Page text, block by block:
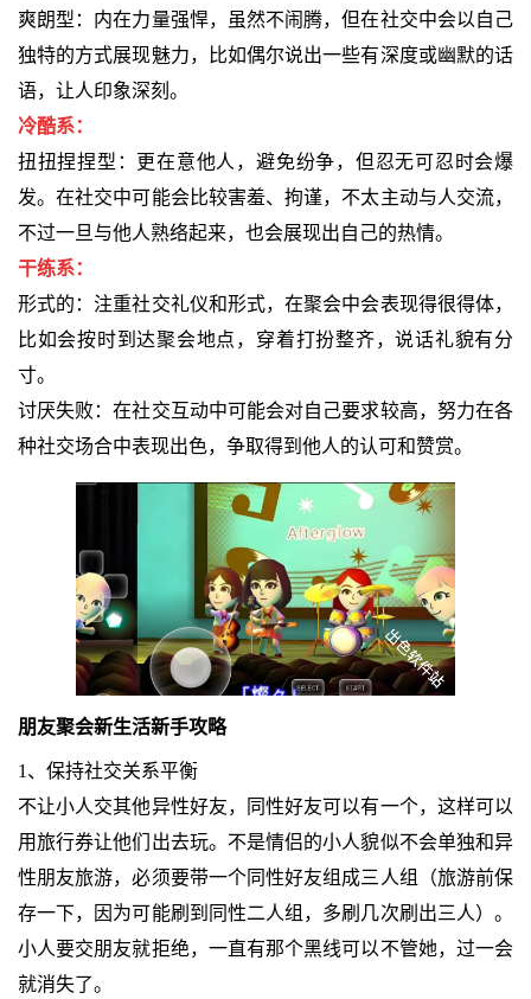
爽朗型：内在力量强悍，虽然不闹腾，但在社交中会以自己
独特的方式展现魅力，比如偶尔说出一些有深度或幽默的话
语，让人印象深刻。
冷酷系：
扭扭捏捏型：更在意他人，避免纷争，但忍无可忍时会爆
发。在社交中可能会比较害羞、拘谨，不太主动与人交流，
不过一旦与他人熟络起来，也会展现出自己的热情。
干练系：
形式的：注重社交礼仪和形式，在聚会中会表现得很得体，
比如会按时到达聚会地点，穿着打扮整齐，说话礼貌有分
寸。
讨厌失败：在社交互动中可能会对自己要求较高，努力在各
种社交场合中表现出色，争取得到他人的认可和赞赏。
朋友聚会新生活新手攻略
1、保持社交关系平衡
不让小人交其他异性好友，同性好友可以有一个，这样可以
用旅行券让他们出去玩。不是情侣的小人貌似不会单独和异
性朋友旅游，必须要带一个同性好友组成三人组（旅游前保
存一下，因为可能刷到同性二人组，多刷几次刷出三人）。
小人要交朋友就拒绝，一直有那个黑线可以不管她，过一会
就消失了。